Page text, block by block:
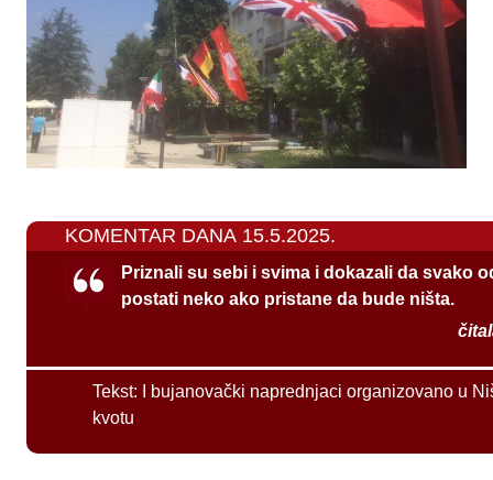
KOMENTAR DANA 15.5.2025.
Priznali su sebi i svima i dokazali da svako
postati neko ako pristane da bude ništa.
Tekst:
I bujanovački naprednjaci organizovano u
kvotu